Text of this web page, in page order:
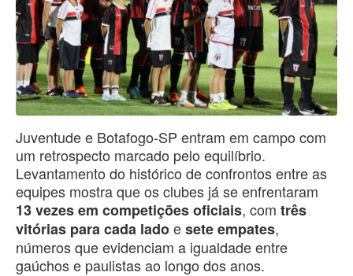
Juventude e Botafogo-SP entram em campo com
um retrospecto marcado pelo equilíbrio.
Levantamento do histórico de confrontos entre as
equipes mostra que os clubes já se enfrentaram
13 vezes em competições oficiais, com três
vitórias para cada ladoesete empates,
números que evidenciam a igualdade entre
gaúchos e paulistas ao longo dos anos.